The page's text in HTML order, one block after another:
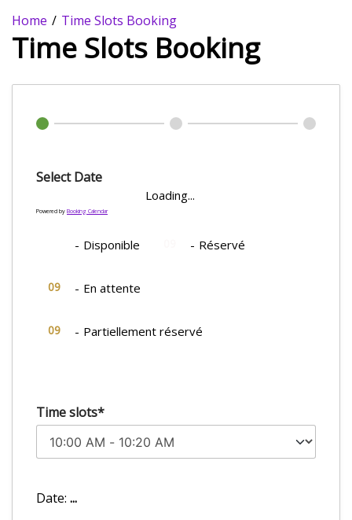
Home Time Slots Booking
Time Slots Booking
Select Date
Loading...
Powered by Booking Calendar
- Disponible - Réservé
09 - En attente
·
09 - Partiellement réservé
Time slots*
Date: ...